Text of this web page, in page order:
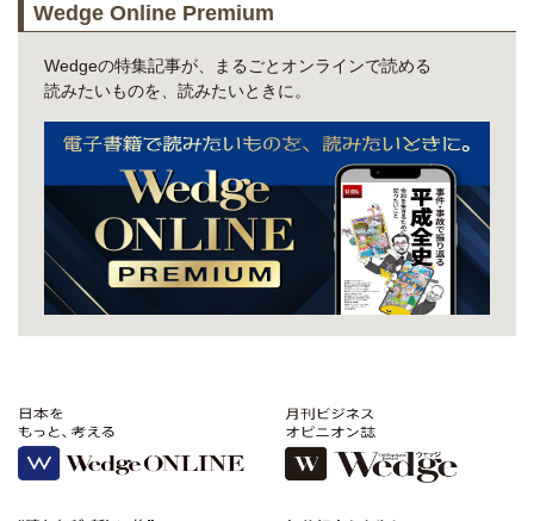
Wedge Online Premium
Wedgeの特集記事が、まるごとオンラインで読める
読みたいものを、読みたいときに。